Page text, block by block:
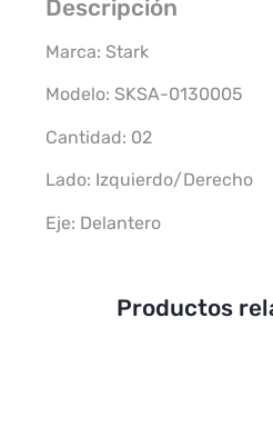
Descripción
Marca: Stark
Modelo: SKSA-0130005
Cantidad: 02
Lado: Izquierdo/Derecho
Eje: Delantero
Productos